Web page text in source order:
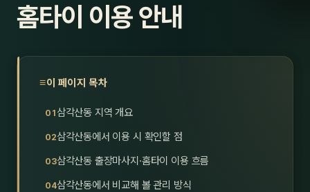
충북
홈타이 이용 안내
이 페이지 목차
삼각산동 지역 개요
삼각산동에서 이용 시 확인할 점
삼각산동 출장마사지·홈타이 이용 흐름
삼각산동에서 비교해 볼 관리 방식